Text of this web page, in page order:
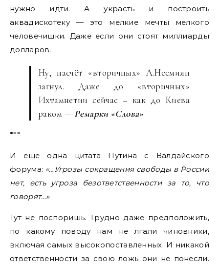
нужно идти. А украсть и построить
аквадискотеку — это мелкие мечты мелкого
человечишки. Даже если они стоят миллиарды
долларов.
Ну, насчёт «вторичных» А.Несмиян
загнул. Даже до «вторичных»
Ихтамнетии сейчас – как до Киева
раком — Ремарки «Слова»
***
И еще одна цитата Путина с Валдайского
форума: «…Угрозы сокращения свободы в России
нет, есть угроза безответственности за то, что
говорят…»
Тут не поспоришь. Трудно даже предположить,
по какому поводу нам не лгали чиновники,
включая самых высокопоставленных. И никакой
ответственности за свою ложь они не понесли.